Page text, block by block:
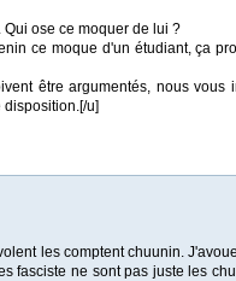
Qui ose ce moquer de lui ?
ce moque d'un étudiant, ça
être argumentés, nous vous
u]
les comptent chuunin.
fasciste ne sont pas juste les